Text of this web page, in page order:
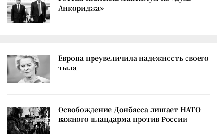
Анкориджа»
Европа преувеличила надежность своего
тыла
Освобождение Донбасса лишает НАТО
важного плацдарма против России